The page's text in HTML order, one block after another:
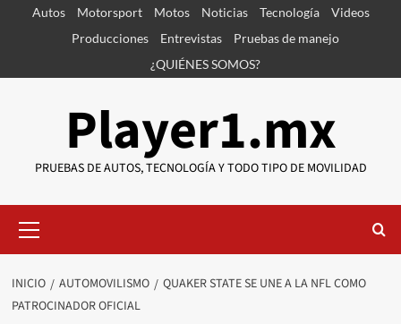
SaltarAutos Motorsport Motos Noticias Tecnología
Videos
Producciones
Entrevistas
Pruebas de manejo
¿QUIÉNES SOMOS?
Player1.mx
PRUEBAS DE AUTOS, TECNOLOGÍA Y TODO TIPO DE MOVILIDAD
primario
INICIO AUTOMOVILISMO
QUAKER STATE SE UNE A LA NFL COMO
PATROCINADOR OFICIAL